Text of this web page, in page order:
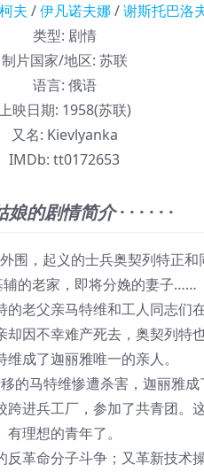
夫 /伊凡诺夫娜/谢斯托巴洛
类型: 剧情
制片国家/地区: 苏联
语言: 俄语
映日期: 1958(苏联)
又名: Kievlyanka
IMDb: tt0172653
娘的剧情简介· · · · · ·
，起义的士兵奥契列特正和
辅的老家，即将分娩的妻子……
老父亲马特维和工人同志们
因不幸难产死去，奥契列特
维成了迦丽雅唯一的亲人。
的马特维惨遭杀害，迦丽雅成
进兵工厂，参加了共青团。
有理想的青年了。
革命分子斗争；又革新技术